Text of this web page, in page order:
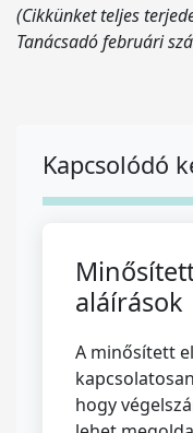
(Cikkünket teljes
Tanácsadó februári
Kapcsolódó
aláírások
A minősített
hogy